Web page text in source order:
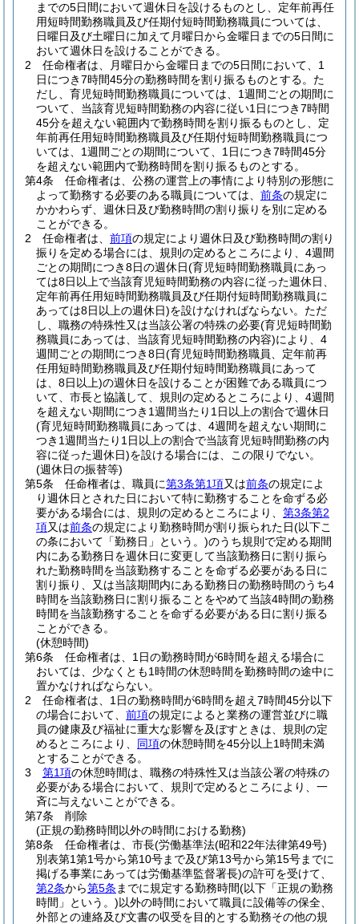
までの5日間において週休日を設けるものとし、定年前再任
用短時間勤務職員及び任期付短時間勤務職員については、
日曜日及び土曜日に加えて月曜日から金曜日までの5日間に
おいて週休日を設けることができる。
2
任命権者は、月曜日から金曜日までの5日間において、1
日につき7時間45分の勤務時間を割り振るものとする。 た
だし、育児短時間勤務職員については、1週間ごとの期間に
ついて、当該育児短時間勤務の内容に従い1日につき7時間
45分を超えない範囲内で勤務時間を割り振るものとし、定
年前再任用短時間勤務職員及び任期付短時間勤務職員につ
いては、1週間ごとの期間について、1日につき7時間45分
を超えない範囲内で勤務時間を割り振るものとする。
第4条
任命権者は、公務の運営上の事情により特別の形態に
よって勤務する必要のある職員については、 前条の規定に
かかわらず、週休日及び勤務時間の割り振りを別に定める
ことができる。
2
任命権者は、 前項の規定により週休日及び勤務時間の割り
振りを定める場合には、規則の定めるところにより、4週間
ごとの期間につき8日の週休日(育児短時間勤務職員にあっ
ては8日以上で当該育児短時間勤務の内容に従った週休日、
定年前再任用短時間勤務職員及び任期付短時間勤務職員に
あっては8日以上の週休日)を設けなければならない。 ただ
し、職務の特殊性又は当該公署の特殊の必要(育児短時間勤
務職員にあっては、当該育児短時間勤務の内容)により、4
週間ごとの期間につき8日(育児短時間勤務職員、定年前再
任用短時間勤務職員及び任期付短時間勤務職員にあって
は、8日以上)の週休日を設けることが困難である職員につ
いて、市長と協議して、規則の定めるところにより、4週間
を超えない期間につき1週間当たり1日以上の割合で週休日
(育児短時間勤務職員にあっては、4週間を超えない期間に
つき1週間当たり1日以上の割合で当該育児短時間勤務の内
容に従った週休日)を設ける場合には、この限りでない。
(週休日の振替等)
第5条
任命権者は、職員に第3条第1項又は前条の規定によ
り週休日とされた日において特に勤務することを命ずる必
要がある場合には、規則の定めるところにより、 第3条第2
項又は前条の規定により勤務時間が割り振られた日(以下こ
の条において「勤務日」という。)のうち規則で定める期間
内にある勤務日を週休日に変更して当該勤務日に割り振ら
れた勤務時間を当該勤務することを命ずる必要がある日に
割り振り、又は当該期間内にある勤務日の勤務時間のうち4
時間を当該勤務日に割り振ることをやめて当該4時間の勤務
時間を当該勤務することを命ずる必要がある日に割り振る
ことができる。
(休憩時間)
第6条
任命権者は、1日の勤務時間が6時間を超える場合に
おいては、少なくとも1時間の休憩時間を勤務時間の途中に
置かなければならない。
2
任命権者は、1日の勤務時間が6時間を超え7時間45分以下
の場合において、 前項の規定によると業務の運営並びに職
員の健康及び福祉に重大な影響を及ぼすときは、規則の定
めるところにより、 同項の休憩時間を45分以上1時間未満
とすることができる。
3
第1項の休憩時間は、職務の特殊性又は当該公署の特殊の
必要がある場合において、規則で定めるところにより、一
斉に与えないことができる。
第7条
削除
(正規の勤務時間以外の時間における勤務)
第8条
任命権者は、市長(労働基準法(昭和22年法律第49号)
別表第1第1号から第10号まで及び第13号から第15号までに
掲げる事業にあっては労働基準監督署長)の許可を受けて、
第2条から第5条 までに規定する勤務時間(以下「正規の勤務
時間」という。)以外の時間において職員に設備等の保全、
外部との連絡及び文書の収受を目的とする勤務その他の規